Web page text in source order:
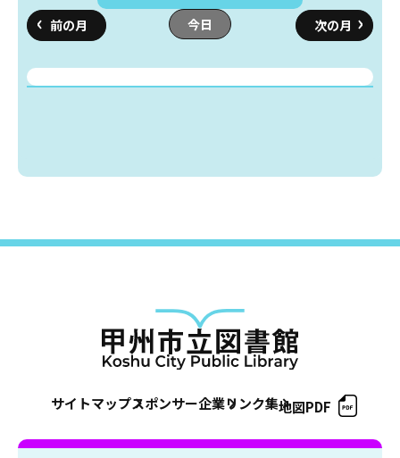
今日
サイトマップスポンサー企業リンク集地図PDF
こどもの図書館
キャラクター